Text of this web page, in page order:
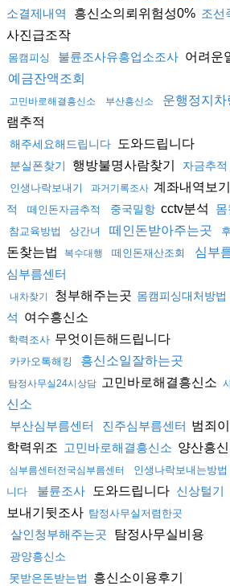
소결제내역
흥신소의뢰위험성0% 조선
사진급조작
몸캠피싱 불륜조사유흥업소조사 어려운
예금잔액조회
고민바로해결흥신소 부산흥신소 운행정지
램추적
해주세요해드립니다 도와드립니다
분실폰찾기 행방불명사람찾기 자금추적
인생나락보내기 과거기록조사 계좌내역보기
적
떼인돈자금추적 중국밀항 cctv분석
참교육방법 상간녀 떼인돈받아주는곳
돈찾는법
복수대행 떼인돈재산조회 심부
심부름센터
내차찾기 청부해주는곳 몸캠피싱대처방법
석 여수흥신소
학력조사 무엇이든해드립니다
카카오톡해킹 흥신소일잘하는곳
탐정사무실24시상담 고민바로해결흥신소
신소
부산심부름센터
진주심부름센터 범죄
학력위조 고민바로해결흥신소 양산흥
심부름센터전국심부름센터 인생나락보내는방법
니다
불륜조사 도와드립니다 신상털기
보내기뒷조사 탐정사무실저렴한곳
살인청부해주는곳 탐정사무실비용
광양흥신소
못받은돈받는법
흥신소이용후기